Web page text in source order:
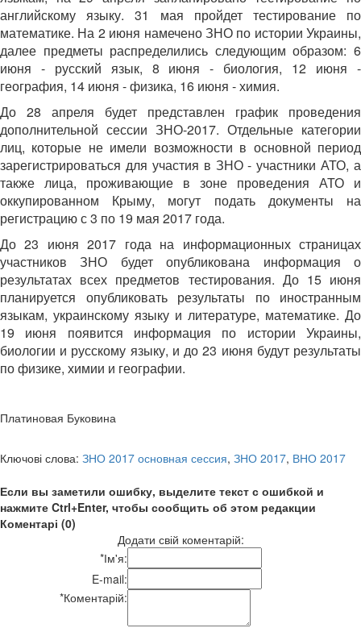
английскому языку. 31 мая пройдет тестирование по
математике. На 2 июня намечено ЗНО по истории Украины,
далее предметы распределились следующим образом: 6
июня - русский язык, 8 июня - биология, 12 июня -
география, 14 июня - физика, 16 июня - химия.
До 28 апреля будет представлен график проведения
дополнительной сессии ЗНО-2017. Отдельные категории
лиц, которые не имели возможности в основной период
зарегистрироваться для участия в ЗНО - участники АТО, а
также лица, проживающие в зоне проведения АТО и
оккупированном Крыму, могут подать документы на
регистрацию с 3 по 19 мая 2017 года.
До 23 июня 2017 года на информационных страницах
участников ЗНО будет опубликована информация о
результатах всех предметов тестирования. До 15 июня
планируется опубликовать результаты по иностранным
языкам, украинскому языку и литературе, математике. До
19 июня появится информация по истории Украины,
биологии и русскому языку, и до 23 июня будут результаты
по физике, химии и географии.
Платиновая Буковина
Ключові слова: ЗНО 2017 основная сессия, ЗНО 2017, ВНО 2017
Если вы заметили ошибку, выделите текст с ошибкой и
нажмите Ctrl+Enter, чтобы сообщить об этом редакции
Коментарі (0)
Додати свій коментарій:
*Ім'я:
E-mail:
*Коментарій: